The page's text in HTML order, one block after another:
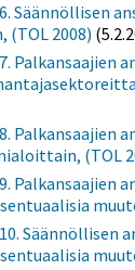
Säännöllisen
2008)
Palkansaajien
Palkansaajien
(TOL
Palkansaajien
Säännöllisen